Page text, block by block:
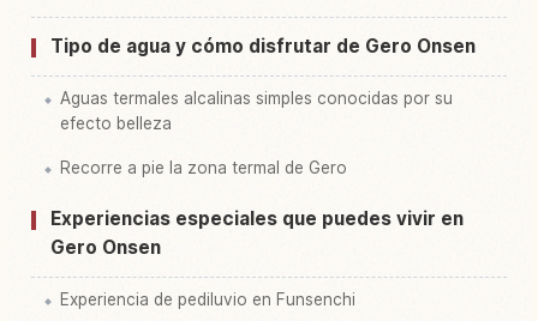
Tipo de agua y cómo disfrutar de Gero Onsen
Aguas termales alcalinas simples conocidas por su
efecto belleza
Recorre a pie la zona termal de Gero
Experiencias especiales que puedes vivir en
Gero Onsen
Experiencia de pediluvio en Funsenchi